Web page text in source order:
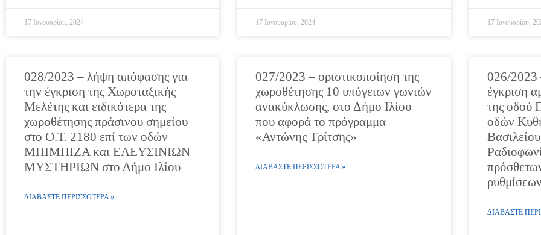
17 Ιανουαρίου, 2024 17 Ιανουαρίου, 2024 17 Ιανουαρίου,
028/2023 – λήψη απόφασης για
την έγκριση της Χωροταξικής
Μελέτης και ειδικότερα της
χωροθέτησης πράσινου σημείου
στο Ο.Τ. 2180 επί των οδών
ΜΠΙΜΠΙΖΑ και ΕΛΕΥΣΙΝΙΩΝ
ΜΥΣΤΗΡΙΩΝ στο Δήμο Ιλίου
ΔΙΑΒΑΣΤΕ ΠΕΡΙΣΣΟΤΕΡΑ »
027/2023 – οριστικοποίηση της
χωροθέτησης 10 υπόγειων γωνιών
ανακύκλωσης, στο Δήμο Ιλίου
που αφορά το πρόγραμμα
«Αντώνης Τρίτσης»
ΔΙΑΒΑΣΤΕ ΠΕΡΙΣΣΟΤΕΡΑ »
026/2023
έγκριση
της οδού
οδών
ΔΙΑΒΑΣΤΕ